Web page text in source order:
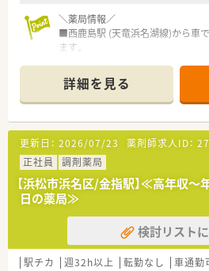
複数名にて対応しています。
■広々とした店舗で、快適にご就業
■慢性疾患の患者様が多いため、
患者様一人づつと長くお付き合
＼薬局情報／
■西鹿島駅 (天竜浜名湖線)から車
ます。
■薬剤師、常時複数体制です。
■ベテランの薬剤師が活躍する店
＼会社情報／
■静岡～関東に店舗展開している
■Ｕターン・Ｉターン希望の方、必見
地元で長く勤務を続けたい方へオ
■経営が安定している企業です。
■家族手当、住宅手当、時間外手
生が充実しています。
■産休・育休の取得実績もございま
詳細を見る
更新日： 2026/07/23 薬剤師求人ID：
正社員
調剤薬局
【浜松市浜名区/金指駅】≪高年収～
日の薬局≫
検討リスト
駅チカ 週32h以上 転勤なし 車通勤